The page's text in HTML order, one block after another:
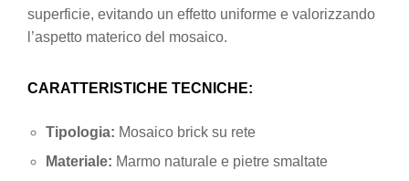
superficie, evitando un effetto uniforme e valorizzando
l’aspetto materico del mosaico.
CARATTERISTICHE TECNICHE:
Tipologia: Mosaico brick su rete
Materiale: Marmo naturale e pietre smaltate